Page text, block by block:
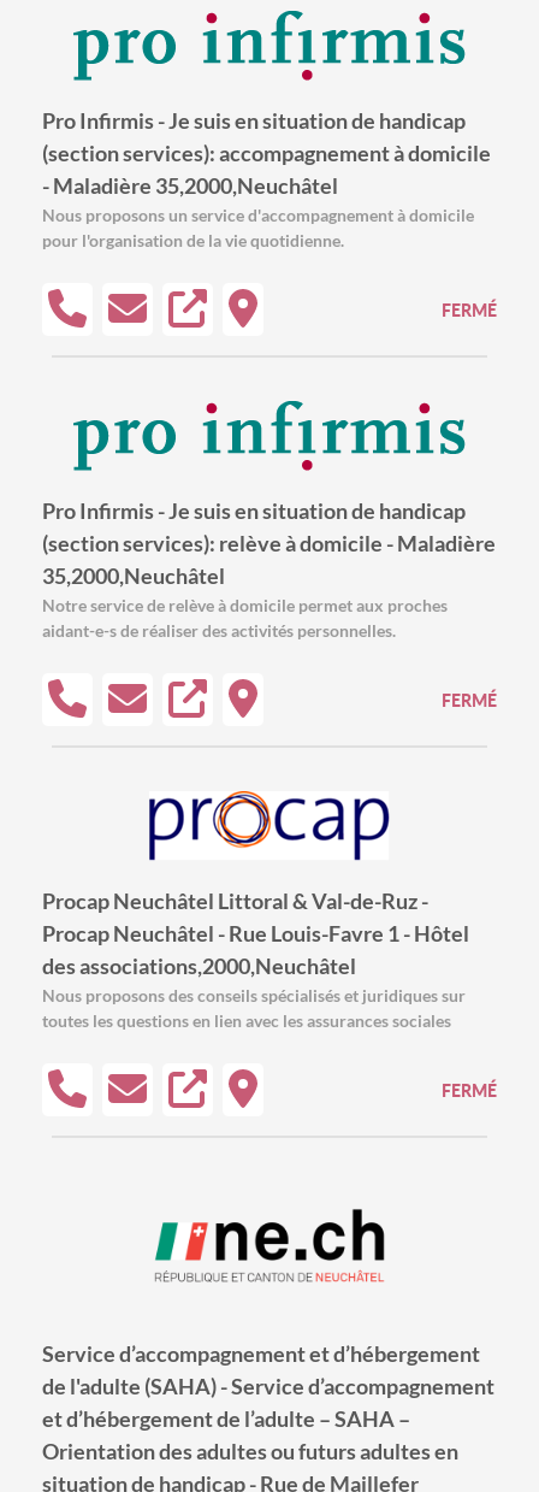
Pro Infirmis - Je suis en situation de handicap
(section services): accompagnement à domicile
- Maladière 35,2000,Neuchâtel
Nous proposons un service d'accompagnement à domicile
pour l'organisation de la vie quotidienne.
FERMÉ
Pro Infirmis - Je suis en situation de handicap
(section services): relève à domicile - Maladière
35,2000,Neuchâtel
Notre service de relève à domicile permet aux proches
aidant-e-s de réaliser des activités personnelles.
FERMÉ
Procap Neuchâtel Littoral & Val-de-Ruz -
Procap Neuchâtel - Rue Louis-Favre 1 - Hôtel
des associations,2000,Neuchâtel
Nous proposons des conseils spécialisés et juridiques sur
toutes les questions en lien avec les assurances sociales
FERMÉ
Service d’accompagnement et d’hébergement
de l'adulte (SAHA) - Service d’accompagnement
et d’hébergement de l’adulte – SAHA –
Orientation des adultes ou futurs adultes en
situation de handicap - Rue de Maillefer